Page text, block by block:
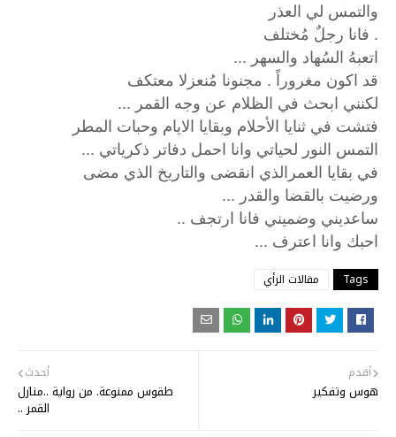
والتمس لي العذر
. فانا رجلٌ مُختلف
اتعبهُ السُهاد والسهر ...
قد اكون مغروراً . مجنونا مُنعزلا معتكف
لكنني ابحث في الظلام عن وجه القمر ...
فتشت في ثنايا الأحلام وبقايا الايام وحبات المطر
التمس النور لحياتي وانا احمل دفاتر ذكرياتي ...
في بقايا العمرالذي انقضى والتاريخ الذي مضى
ورضيت بالقضا والقدر ...
ساعديني وضميني فانا ارتجف ..
احبك وانا اعترف ...
Tags مقالات الرأي
أحدث
طقوس ممنوعة. من رواية ..منازل
القمر ..
أقدم
هوس وتفكير